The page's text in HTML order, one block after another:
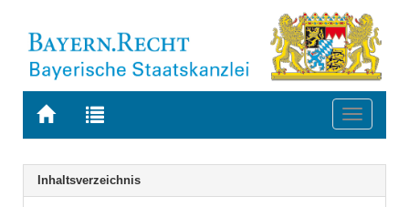
Zur
BAYERN.RECHT
Zur
letzten
Suche
Toggle
Navigation
Inhaltsverzeichnis